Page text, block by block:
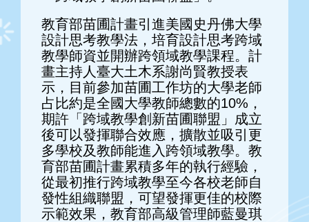
教育部苗圃計畫引進美國史丹佛大學
設計思考教學法，培育設計思考跨域
教學師資並開辦跨領域教學課程。計
畫主持人臺大土木系謝尚賢教授表
示，目前參加苗圃工作坊的大學老師
占比約是全國大學教師總數的10%，
期許「跨域教學創新苗圃聯盟」成立
後可以發揮聯合效應，擴散並吸引更
多學校及教師能進入跨領域教學。教
育部苗圃計畫累積多年的執行經驗，
從最初推行跨域教學至今各校老師自
發性組織聯盟，可望發揮更佳的校際
示範效果，教育部高級管理師藍曼琪